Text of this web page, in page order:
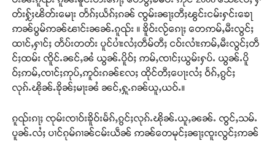
တ်းႁႂ်ႈၽိတ်းမေႃး တႅၵ်ႈယႅၵ်ႈၵၼ် ၸွမ်းၼႃႈတီႈၽွင်းငမ်းႁင်းၶေႃ
ဢၼ်ပွမ်ဢၼ်ၽၢင်းၼၼ်ႉၵူၺ်း ။ ၶိူဝ်းလႂ်ၵေႃႈ တေဢမ်ႇမီးလွင်ႈ
ထၢင်ႇႁၢင်ႈ တႅပ်းတတ်း ပူင်ပၢႆးလႆႈတဵမ်တီႈ ငဝ်းလၢႆးဢမ်ႇမီးလွင်ႈတဵ
င်ႈထမ်း ၸိူင်ႉၼင်ႇၼႆ ယွၼ်ႉပိူဝ်ႈ ဢမ်ႇၸၢင်ႈယွမ်းႁပ်ႉ ယွၼ်ႉပိူ
ဝ်ႈဢမ်ႇၸၢင်ႈဢုပ်ႇဢူဝ်းၵၼ်လႄႈ ထိုင်တီႈပေႃးလႆႈ ဝႅၵ်ႇၵွင်ႈ
လုၵ်ႉၽိုၼ်ႉၶိုၼ်ႈမႃးၼႆ ၼင်ႇႁူႉၵၼ်ယူႇယဝ်ႉ။
ၵူၺ်းၵႃႈ ၸုမ်းၸၢဝ်းၶိူဝ်းမႅၵ်ႇၵွင်ႈလုၵ်ႉၽိုၼ်ႉယူႇၼၼ်ႉ ၸွင်ႇသမ်ႉ
ပူၼ်ႉလႆႈ ပၢင်ၵုမ်ၵၢၼ်ငမ်းယဵၼ် ဢၼ်တေမုင်ႈၼႃႈၸူးလွင်ႈဢၼ်